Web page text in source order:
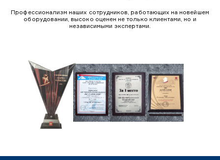
Профессионализм наших сотрудников, работающих на новейшем
оборудовании, высоко оценен не только клиентами, но и
независимыми экспертами.